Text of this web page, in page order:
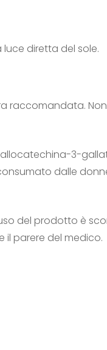
diretta del sole.
raccomandata.
3-
dalle
del prodotto è
il parere del medico.